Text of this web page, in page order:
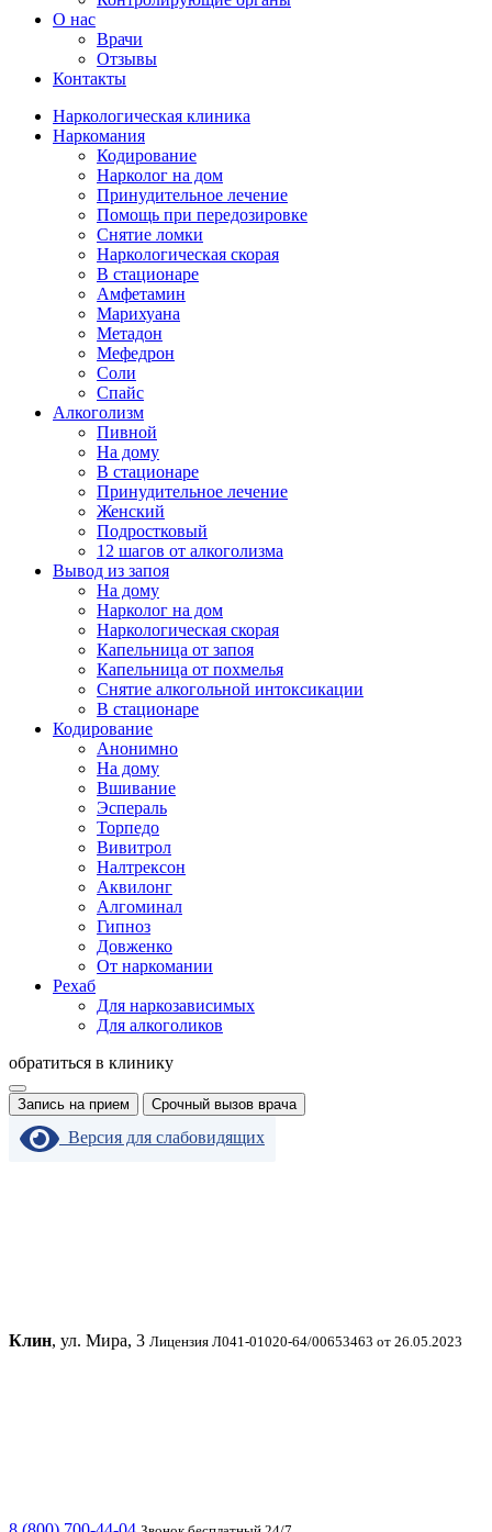
О нас
Врачи
Отзывы
Контакты
Наркологическая клиника
Наркомания
Кодирование
Нарколог на дом
Принудительное лечение
Помощь при передозировке
Снятие ломки
Наркологическая скорая
В стационаре
Амфетамин
Марихуана
Метадон
Мефедрон
Соли
Спайс
Алкоголизм
Пивной
На дому
В стационаре
Принудительное лечение
Женский
Подростковый
12 шагов от алкоголизма
Вывод из запоя
На дому
Нарколог на дом
Наркологическая скорая
Капельница от запоя
Капельница от похмелья
Снятие алкогольной интоксикации
В стационаре
Кодирование
Анонимно
На дому
Вшивание
Эспераль
Торпедо
Вивитрол
Налтрексон
Аквилонг
Алгоминал
Гипноз
Довженко
От наркомании
Рехаб
Для наркозависимых
Для алкоголиков
обратиться в клинику
Запись на прием Срочный вызов врача
Версия для слабовидящих
Клин, ул. Мира, 3 Лицензия Л041-01020-64/00653463 от 26.05.2023